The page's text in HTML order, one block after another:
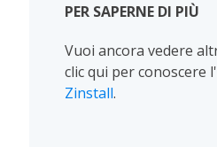
PER SAPERNE DI PIÙ
Vuoi ancora vedere
clic qui per conoscere l'
Zinstall.